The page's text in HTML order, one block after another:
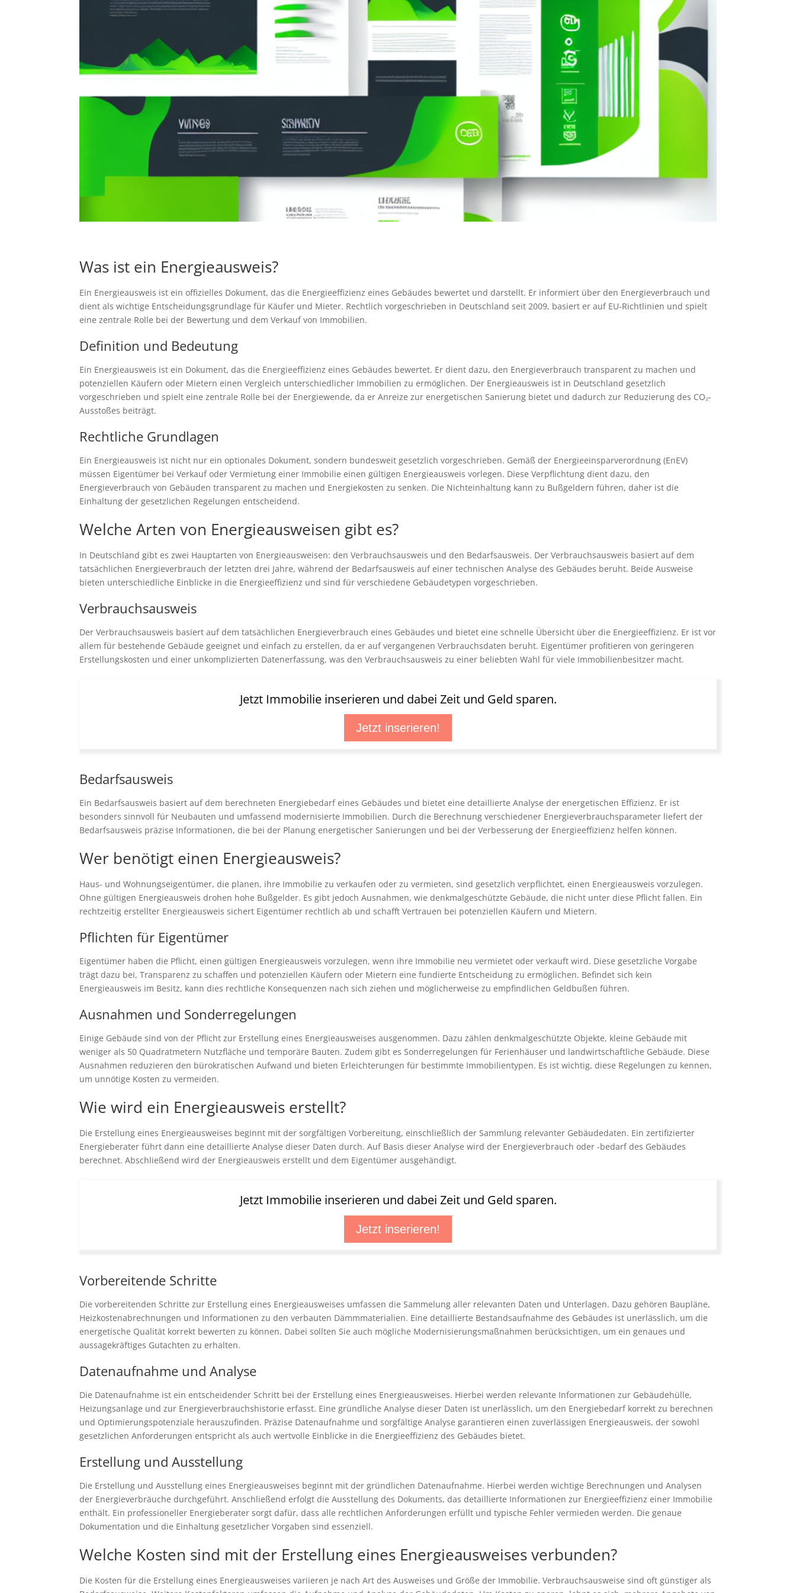
Was ist ein Energieausweis?
Ein Energieausweis ist ein offizielles Dokument, das die Energieeffizienz eines Gebäudes bewertet und darstellt. Er informiert über den Energieverbrauch und
dient als wichtige Entscheidungsgrundlage für Käufer und Mieter. Rechtlich vorgeschrieben in Deutschland seit 2009, basiert er auf EU-Richtlinien und spielt
eine zentrale Rolle bei der Bewertung und dem Verkauf von Immobilien.
Definition und Bedeutung
Ein Energieausweis ist ein Dokument, das die Energieeffizienz eines Gebäudes bewertet. Er dient dazu, den Energieverbrauch transparent zu machen und
potenziellen Käufern oder Mietern einen Vergleich unterschiedlicher Immobilien zu ermöglichen. Der Energieausweis ist in Deutschland gesetzlich
vorgeschrieben und spielt eine zentrale Rolle bei der Energiewende, da er Anreize zur energetischen Sanierung bietet und dadurch zur Reduzierung des CO₂-
Ausstoßes beiträgt.
Rechtliche Grundlagen
Ein Energieausweis ist nicht nur ein optionales Dokument, sondern bundesweit gesetzlich vorgeschrieben. Gemäß der Energieeinsparverordnung (EnEV)
müssen Eigentümer bei Verkauf oder Vermietung einer Immobilie einen gültigen Energieausweis vorlegen. Diese Verpflichtung dient dazu, den
Energieverbrauch von Gebäuden transparent zu machen und Energiekosten zu senken. Die Nichteinhaltung kann zu Bußgeldern führen, daher ist die
Einhaltung der gesetzlichen Regelungen entscheidend.
Welche Arten von Energieausweisen gibt es?
In Deutschland gibt es zwei Hauptarten von Energieausweisen: den Verbrauchsausweis und den Bedarfsausweis. Der Verbrauchsausweis basiert auf dem
tatsächlichen Energieverbrauch der letzten drei Jahre, während der Bedarfsausweis auf einer technischen Analyse des Gebäudes beruht. Beide Ausweise
bieten unterschiedliche Einblicke in die Energieeffizienz und sind für verschiedene Gebäudetypen vorgeschrieben.
Verbrauchsausweis
Der Verbrauchsausweis basiert auf dem tatsächlichen Energieverbrauch eines Gebäudes und bietet eine schnelle Übersicht über die Energieeffizienz. Er ist vor
allem für bestehende Gebäude geeignet und einfach zu erstellen, da er auf vergangenen Verbrauchsdaten beruht. Eigentümer profitieren von geringeren
Erstellungskosten und einer unkomplizierten Datenerfassung, was den Verbrauchsausweis zu einer beliebten Wahl für viele Immobilienbesitzer macht.
Jetzt Immobilie inserieren und dabei Zeit und Geld sparen.
Jetzt inserieren!
Bedarfsausweis
Ein Bedarfsausweis basiert auf dem berechneten Energiebedarf eines Gebäudes und bietet eine detaillierte Analyse der energetischen Effizienz. Er ist
besonders sinnvoll für Neubauten und umfassend modernisierte Immobilien. Durch die Berechnung verschiedener Energieverbrauchsparameter liefert der
Bedarfsausweis präzise Informationen, die bei der Planung energetischer Sanierungen und bei der Verbesserung der Energieeffizienz helfen können.
Wer benötigt einen Energieausweis?
Haus- und Wohnungseigentümer, die planen, ihre Immobilie zu verkaufen oder zu vermieten, sind gesetzlich verpflichtet, einen Energieausweis vorzulegen.
Ohne gültigen Energieausweis drohen hohe Bußgelder. Es gibt jedoch Ausnahmen, wie denkmalgeschützte Gebäude, die nicht unter diese Pflicht fallen. Ein
rechtzeitig erstellter Energieausweis sichert Eigentümer rechtlich ab und schafft Vertrauen bei potenziellen Käufern und Mietern.
Pflichten für Eigentümer
Eigentümer haben die Pflicht, einen gültigen Energieausweis vorzulegen, wenn ihre Immobilie neu vermietet oder verkauft wird. Diese gesetzliche Vorgabe
trägt dazu bei, Transparenz zu schaffen und potenziellen Käufern oder Mietern eine fundierte Entscheidung zu ermöglichen. Befindet sich kein
Energieausweis im Besitz, kann dies rechtliche Konsequenzen nach sich ziehen und möglicherweise zu empfindlichen Geldbußen führen.
Ausnahmen und Sonderregelungen
Einige Gebäude sind von der Pflicht zur Erstellung eines Energieausweises ausgenommen. Dazu zählen denkmalgeschützte Objekte, kleine Gebäude mit
weniger als 50 Quadratmetern Nutzfläche und temporäre Bauten. Zudem gibt es Sonderregelungen für Ferienhäuser und landwirtschaftliche Gebäude. Diese
Ausnahmen reduzieren den bürokratischen Aufwand und bieten Erleichterungen für bestimmte Immobilientypen. Es ist wichtig, diese Regelungen zu kennen,
um unnötige Kosten zu vermeiden.
Wie wird ein Energieausweis erstellt?
Die Erstellung eines Energieausweises beginnt mit der sorgfältigen Vorbereitung, einschließlich der Sammlung relevanter Gebäudedaten. Ein zertifizierter
Energieberater führt dann eine detaillierte Analyse dieser Daten durch. Auf Basis dieser Analyse wird der Energieverbrauch oder -bedarf des Gebäudes
berechnet. Abschließend wird der Energieausweis erstellt und dem Eigentümer ausgehändigt.
Jetzt Immobilie inserieren und dabei Zeit und Geld sparen.
Jetzt inserieren!
Vorbereitende Schritte
Die vorbereitenden Schritte zur Erstellung eines Energieausweises umfassen die Sammelung aller relevanten Daten und Unterlagen. Dazu gehören Baupläne,
Heizkostenabrechnungen und Informationen zu den verbauten Dämmmaterialien. Eine detaillierte Bestandsaufnahme des Gebäudes ist unerlässlich, um die
energetische Qualität korrekt bewerten zu können. Dabei sollten Sie auch mögliche Modernisierungsmaßnahmen berücksichtigen, um ein genaues und
aussagekräftiges Gutachten zu erhalten.
Datenaufnahme und Analyse
Die Datenaufnahme ist ein entscheidender Schritt bei der Erstellung eines Energieausweises. Hierbei werden relevante Informationen zur Gebäudehülle,
Heizungsanlage und zur Energieverbrauchshistorie erfasst. Eine gründliche Analyse dieser Daten ist unerlässlich, um den Energiebedarf korrekt zu berechnen
und Optimierungspotenziale herauszufinden. Präzise Datenaufnahme und sorgfältige Analyse garantieren einen zuverlässigen Energieausweis, der sowohl
gesetzlichen Anforderungen entspricht als auch wertvolle Einblicke in die Energieeffizienz des Gebäudes bietet.
Erstellung und Ausstellung
Die Erstellung und Ausstellung eines Energieausweises beginnt mit der gründlichen Datenaufnahme. Hierbei werden wichtige Berechnungen und Analysen
der Energieverbräuche durchgeführt. Anschließend erfolgt die Ausstellung des Dokuments, das detaillierte Informationen zur Energieeffizienz einer Immobilie
enthält. Ein professioneller Energieberater sorgt dafür, dass alle rechtlichen Anforderungen erfüllt und typische Fehler vermieden werden. Die genaue
Dokumentation und die Einhaltung gesetzlicher Vorgaben sind essenziell.
Welche Kosten sind mit der Erstellung eines Energieausweises verbunden?
Die Kosten für die Erstellung eines Energieausweises variieren je nach Art des Ausweises und Größe der Immobilie. Verbrauchsausweise sind oft günstiger als